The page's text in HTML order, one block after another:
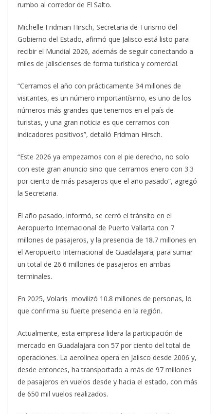
rumbo al corredor de El Salto.
Michelle Fridman Hirsch, Secretaria de Turismo del
Gobierno del Estado, afirmó que Jalisco está listo para
recibir el Mundial 2026, además de seguir conectando a
miles de jaliscienses de forma turística y comercial.
“Cerramos el año con prácticamente 34 millones de
visitantes, es un número importantísimo, es uno de los
números más grandes que tenemos en el país de
turistas, y una gran noticia es que cerramos con
indicadores positivos”, detalló Fridman Hirsch.
“Este 2026 ya empezamos con el pie derecho, no solo
con este gran anuncio sino que cerramos enero con 3.3
por ciento de más pasajeros que el año pasado”, agregó
la Secretaria.
El año pasado, informó, se cerró el tránsito en el
Aeropuerto Internacional de Puerto Vallarta con 7
millones de pasajeros, y la presencia de 18.7 millones en
el Aeropuerto Internacional de Guadalajara; para sumar
un total de 26.6 millones de pasajeros en ambas
terminales.
En 2025, Volaris movilizó 10.8 millones de personas, lo
que confirma su fuerte presencia en la región.
Actualmente, esta empresa lidera la participación de
mercado en Guadalajara con 57 por ciento del total de
operaciones. La aerolínea opera en Jalisco desde 2006 y,
desde entonces, ha transportado a más de 97 millones
de pasajeros en vuelos desde y hacia el estado, con más
de 650 mil vuelos realizados.